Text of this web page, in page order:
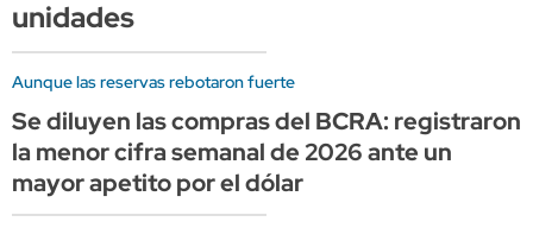
unidades
Aunque las reservas rebotaron fuerte
Se diluyen las compras del BCRA: registraron
la menor cifra semanal de 2026 ante un
mayor apetito por el dólar